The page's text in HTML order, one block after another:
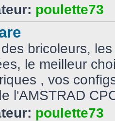
poulette73
bricoleurs,
le meilleur
, vos
l'AMSTRAD
poulette73